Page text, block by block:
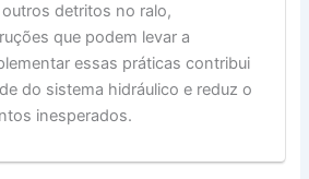
detritos no ralo,
que podem levar a
essas práticas contribui
do sistema hidráulico e reduz o
inesperados.